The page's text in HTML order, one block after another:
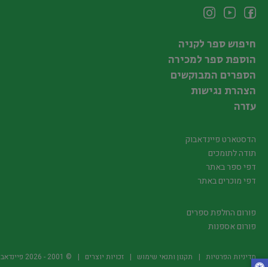
חיפוש ספר לקניה
הוספת ספר למכירה
הספרים המבוקשים
הצהרת נגישות
עזרה
הדסטארט פיינדאבוק
תודה לתומכים
דפי ספר באתר
דפי מוכרים באתר
פורום החלפת ספרים
פורום אספנות
מדיניות הפרטיות תקנון ותנאי שימוש זכויות יוצרים © 2001 -
2026